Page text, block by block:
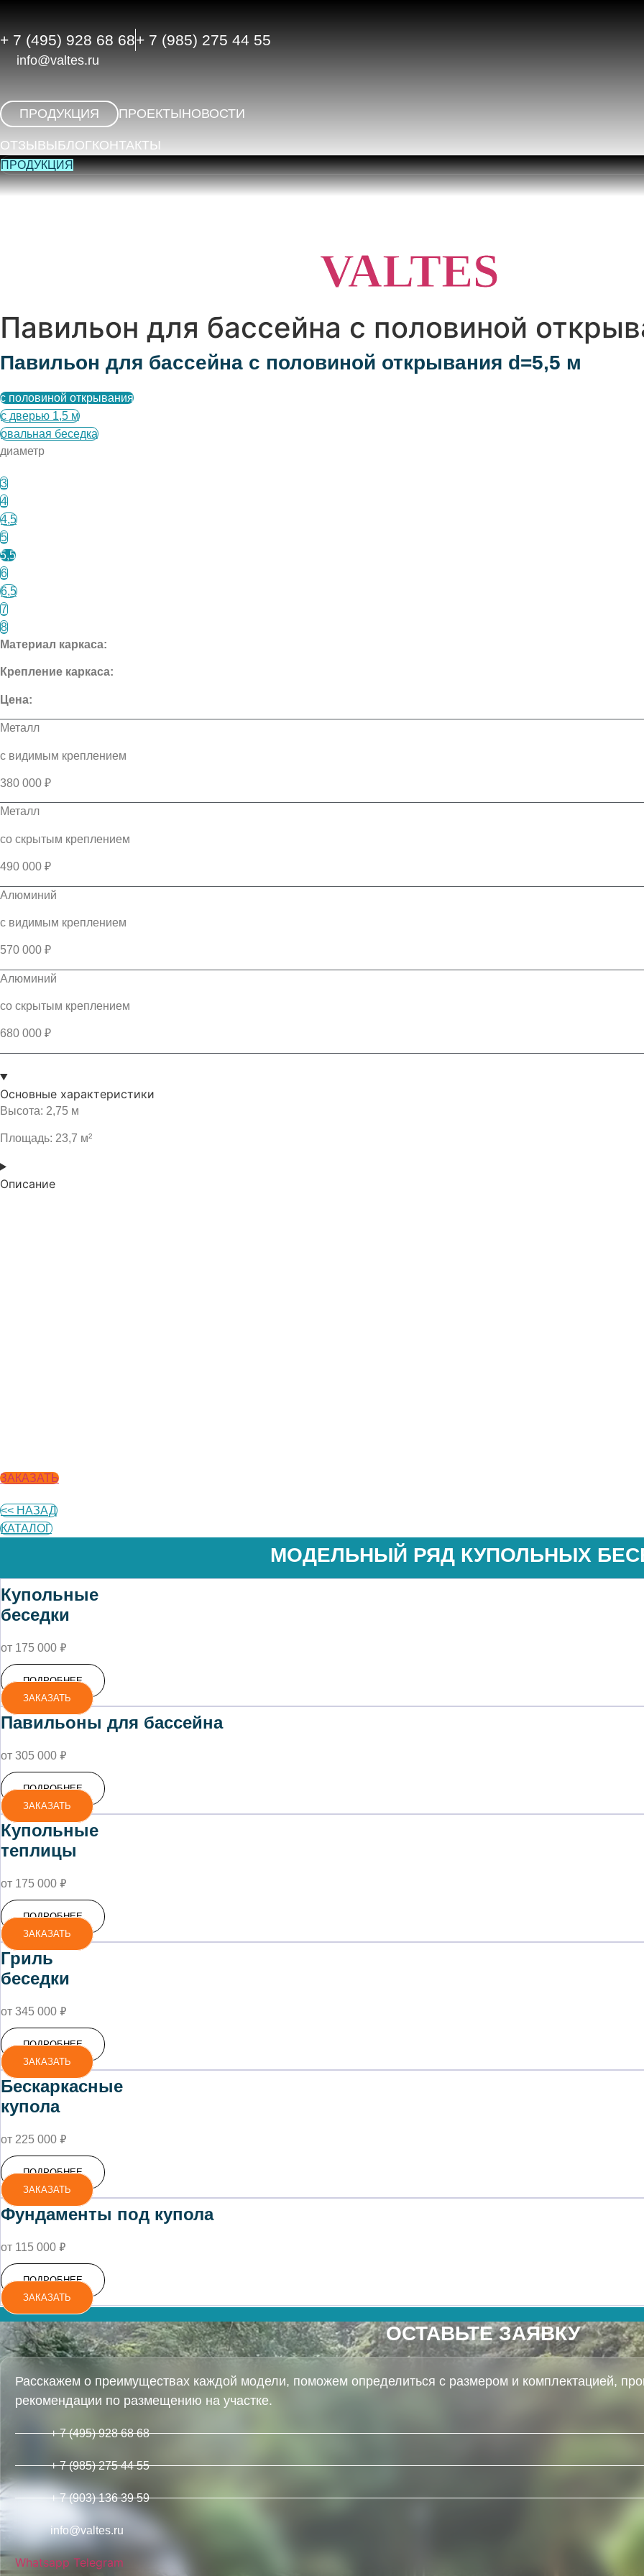
содержимому
+ 7 (495) 928 68 68+ 7 (985) 275 44 55
info@valtes.ru
ПРОДУКЦИЯ ПРОЕКТЫНОВОСТИ
ОТЗЫВЫБЛОГКОНТАКТЫ
ПРОДУКЦИЯ
VALTES
Павильон для бассейна с половиной
Павильон для бассейна с половиной открывания d=5,5 м
с половиной открывания
с дверью 1,5 м
овальная беседка
диаметр
3
4
4,5
5
5,5
6
6,5
7
8
Материал каркаса:
Крепление каркаса:
Цена:
Металл
с видимым креплением
380 000 ₽
Металл
со скрытым креплением
490 000 ₽
Алюминий
с видимым креплением
570 000 ₽
Алюминий
со скрытым креплением
680 000 ₽
Основные характеристики
Высота: 2,75 м
Площадь: 23,7 м²
Описание
ЗАКАЗАТЬ
<< НАЗАД
КАТАЛОГ
МОДЕЛЬНЫЙ РЯД КУПОЛЬНЫХ
Купольные
беседки
от 175 000 ₽
ПОДРОБНЕЕ
ЗАКАЗАТЬ
Павильоны для бассейна
от 305 000 ₽
ПОДРОБНЕЕ
ЗАКАЗАТЬ
Купольные
теплицы
от 175 000 ₽
ПОДРОБНЕЕ
ЗАКАЗАТЬ
Гриль
беседки
от 345 000 ₽
ПОДРОБНЕЕ
ЗАКАЗАТЬ
Бескаркасные
купола
от 225 000 ₽
ПОДРОБНЕЕ
ЗАКАЗАТЬ
Фундаменты под купола
от 115 000 ₽
ПОДРОБНЕЕ
ЗАКАЗАТЬ
ОСТАВЬТЕ ЗАЯВКУ
Расскажем о преимуществах каждой модели, поможем определиться с размером и комплектацией,
рекомендации по размещению на участке.
+ 7 (495) 928 68 68
+ 7 (985) 275 44 55
+ 7 (903) 136 39 59
info@valtes.ru
Whatsapp Telegram